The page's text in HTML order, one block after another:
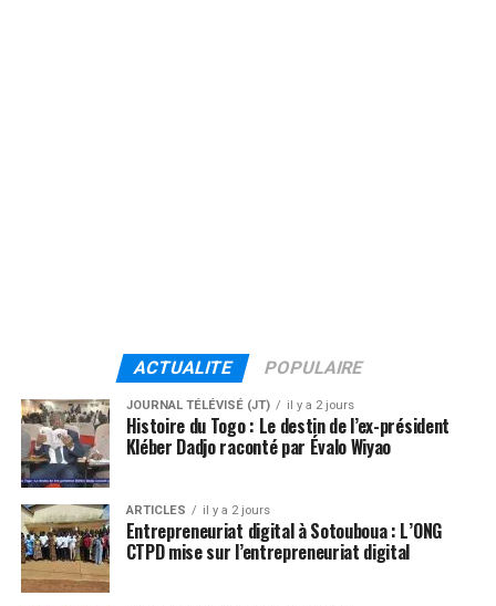
ACTUALITE POPULAIRE
JOURNAL TÉLÉVISÉ (JT) il y a 2 jours
Histoire du Togo : Le destin de l’ex-président
Kléber Dadjo raconté par Évalo Wiyao
ARTICLES il y a 2 jours
Entrepreneuriat digital à Sotouboua : L’ONG
CTPD mise sur l’entrepreneuriat digital